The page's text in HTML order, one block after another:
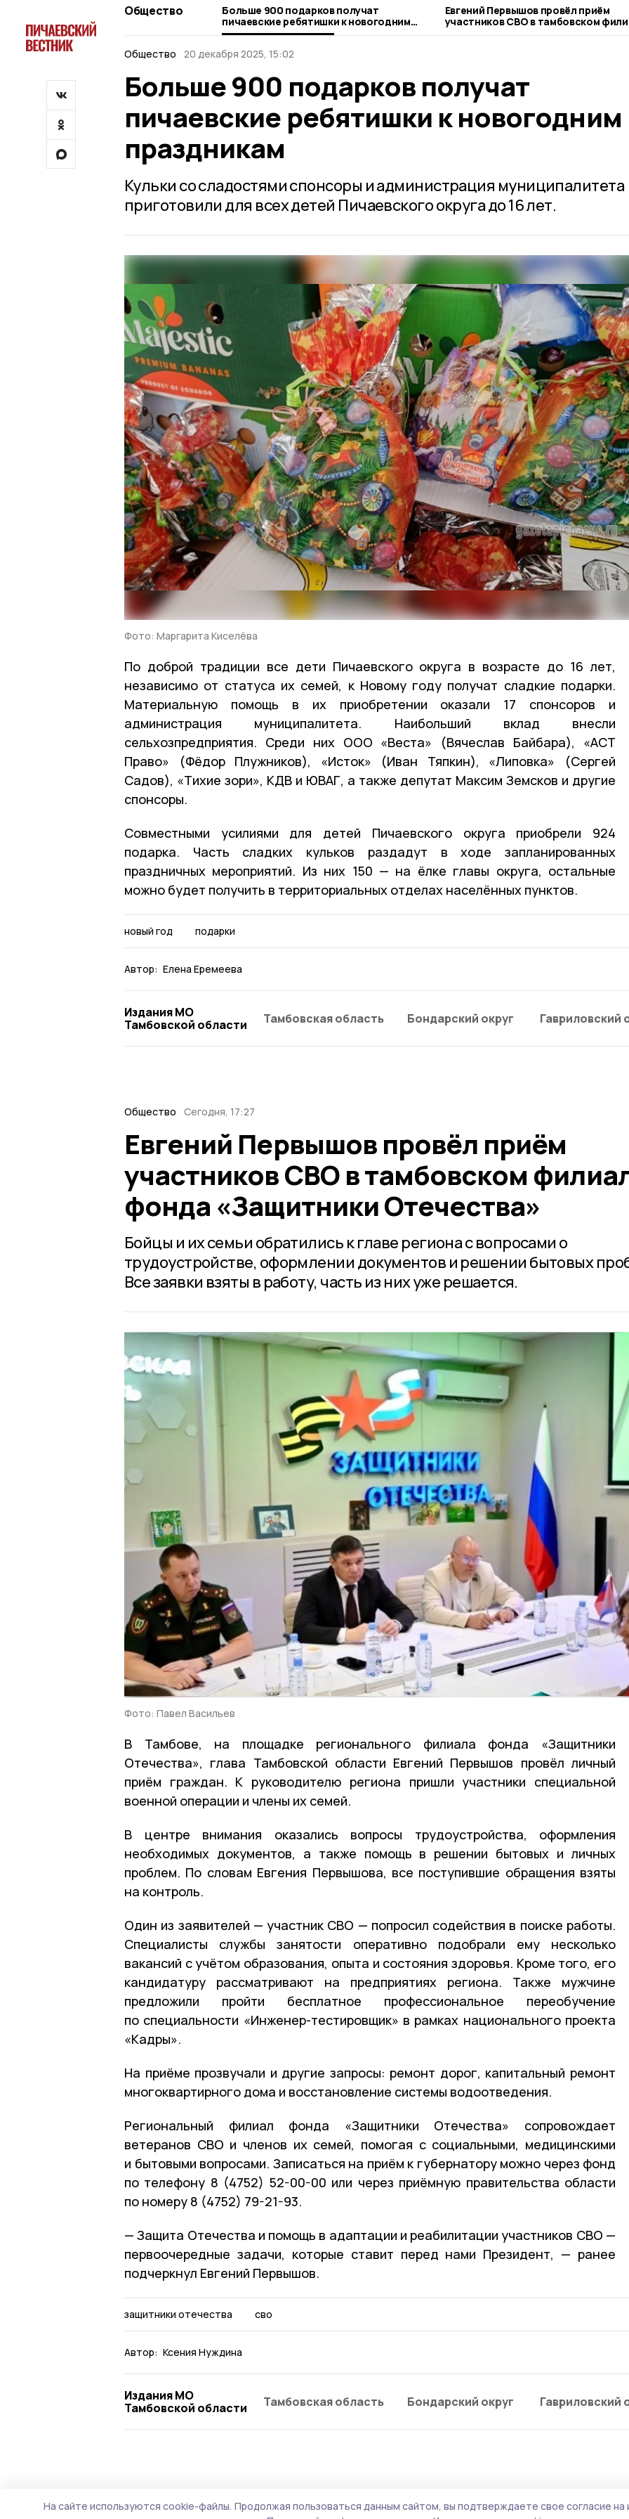
Общество
Больше 900 подарков получат
пичаевские ребятишки к новогодним
праздникам
Евгений Первышов провёл приём
участников СВО в тамбовском
фонда «Защитники Отечества»
Общество
20 декабря 2025, 15:02
Больше 900 подарков получат
пичаевские ребятишки к новогодним
праздникам
Кульки со сладостями спонсоры и администрация муниципалитета
приготовили для всех детей Пичаевского округа до 16 лет.
Фото: Маргарита Киселёва
По доброй традиции все дети Пичаевского округа в возрасте до 16 лет,
независимо от статуса их семей, к Новому году получат сладкие подарки.
Материальную помощь в их приобретении оказали 17 спонсоров и
администрация муниципалитета. Наибольший вклад внесли
сельхозпредприятия. Среди них ООО «Веста» (Вячеслав Байбара), «АСТ
Право» (Фёдор Плужников), «Исток» (Иван Тяпкин), «Липовка» (Сергей
Садов), «Тихие зори», КДВ и ЮВАГ, а также депутат Максим Земсков и другие
спонсоры.
Совместными усилиями для детей Пичаевского округа приобрели 924
подарка. Часть сладких кульков раздадут в ходе запланированных
праздничных мероприятий. Из них 150 — на ёлке главы округа, остальные
можно будет получить в территориальных отделах населённых пунктов.
новый год подарки
Автор: Елена Еремеева
Издания МО
Тамбовской области
Тамбовская область Бондарский округ Гавриловский
Общество Сегодня, 17:27
Евгений Первышов провёл приём
участников СВО в тамбовском
фонда «Защитники Отечества»
Бойцы и их семьи обратились к главе региона с вопросами о
трудоустройстве, оформлении документов и решении бытовых
Все заявки взяты в работу, часть из них уже решается.
Фото: Павел Васильев
В Тамбове, на площадке регионального филиала фонда «Защитники
Отечества», глава Тамбовской области Евгений Первышов провёл личный
приём граждан. К руководителю региона пришли участники специальной
военной операции и члены их семей.
В центре внимания оказались вопросы трудоустройства, оформления
необходимых документов, а также помощь в решении бытовых и личных
проблем. По словам Евгения Первышова, все поступившие обращения взяты
на контроль.
Один из заявителей — участник СВО — попросил содействия в поиске работы.
Специалисты службы занятости оперативно подобрали ему несколько
вакансий с учётом образования, опыта и состояния здоровья. Кроме того, его
кандидатуру рассматривают на предприятиях региона. Также мужчине
предложили пройти бесплатное профессиональное переобучение
по специальности «Инженер-тестировщик» в рамках национального проекта
«Кадры».
На приёме прозвучали и другие запросы: ремонт дорог, капитальный ремонт
многоквартирного дома и восстановление системы водоотведения.
Региональный филиал фонда «Защитники Отечества» сопровождает
ветеранов СВО и членов их семей, помогая с социальными, медицинскими
и бытовыми вопросами. Записаться на приём к губернатору можно через фонд
по телефону 8 (4752) 52-00-00 или через приёмную правительства области
по номеру 8 (4752) 79-21-93.
— Защита Отечества и помощь в адаптации и реабилитации участников СВО —
первоочередные задачи, которые ставит перед нами Президент, — ранее
подчеркнул Евгений Первышов.
защитники отечества сво
Автор: Ксения Нуждина
Издания МО
Тамбовской области
Тамбовская область Бондарский округ Гавриловский
На сайте используются cookie-файлы. Продолжая пользоваться данным сайтом, вы подтверждаете свое согласие на